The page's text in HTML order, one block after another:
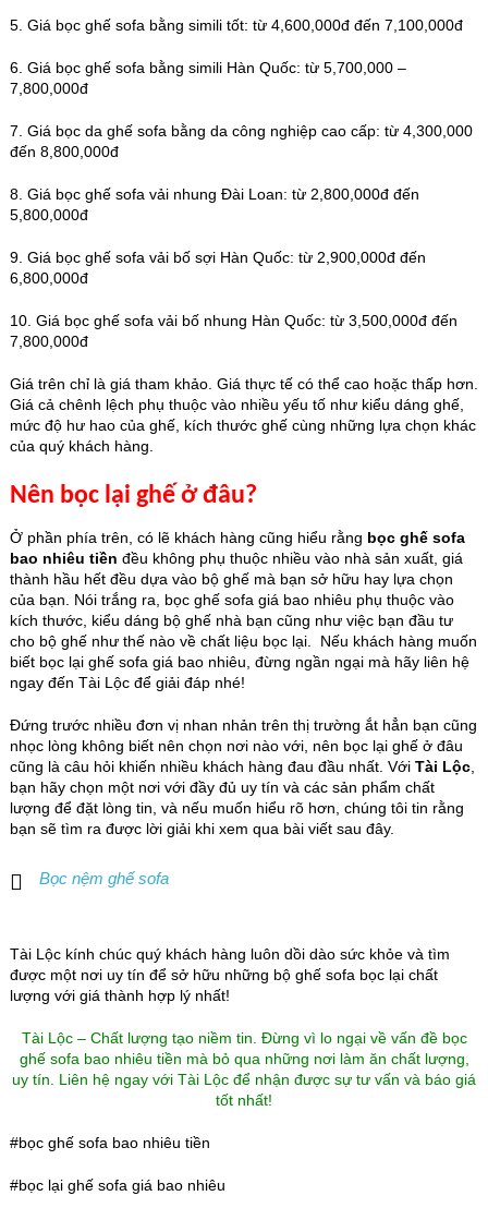
5. Giá bọc ghế sofa bằng simili tốt: từ 4,600,000đ đến 7,100,000đ
6. Giá bọc ghế sofa bằng simili Hàn Quốc: từ 5,700,000 –
7,800,000đ
7. Giá bọc da ghế sofa bằng da công nghiệp cao cấp: từ 4,300,000
đến 8,800,000đ
8. Giá bọc ghế sofa vải nhung Đài Loan: từ 2,800,000đ đến
5,800,000đ
9. Giá bọc ghế sofa vải bố sợi Hàn Quốc: từ 2,900,000đ đến
6,800,000đ
10. Giá bọc ghế sofa vải bố nhung Hàn Quốc: từ 3,500,000đ đến
7,800,000đ
Giá trên chỉ là giá tham khảo. Giá thực tế có thể cao hoặc thấp hơn.
Giá cả chênh lệch phụ thuộc vào nhiều yếu tố như kiểu dáng ghế,
mức độ hư hao của ghế, kích thước ghế cùng những lựa chọn khác
của quý khách hàng.
Nên bọc lại ghế ở đâu?
Ở phần phía trên, có lẽ khách hàng cũng hiểu rằng bọc ghế sofa
bao nhiêu tiền đều không phụ thuộc nhiều vào nhà sản xuất, giá
thành hầu hết đều dựa vào bộ ghế mà bạn sở hữu hay lựa chọn
của bạn. Nói trắng ra, bọc ghế sofa giá bao nhiêu phụ thuộc vào
kích thước, kiểu dáng bộ ghế nhà bạn cũng như việc bạn đầu tư
cho bộ ghế như thế nào về chất liệu bọc lại. Nếu khách hàng muốn
biết bọc lại ghế sofa giá bao nhiêu, đừng ngần ngại mà hãy liên hệ
ngay đến Tài Lộc để giải đáp nhé!
Đứng trước nhiều đơn vị nhan nhản trên thị trường ắt hẳn bạn cũng
nhọc lòng không biết nên chọn nơi nào với, nên bọc lại ghế ở đâu
cũng là câu hỏi khiến nhiều khách hàng đau đầu nhất. Với Tài Lộc,
bạn hãy chọn một nơi với đầy đủ uy tín và các sản phẩm chất
lượng để đặt lòng tin, và nếu muốn hiểu rõ hơn, chúng tôi tin rằng
bạn sẽ tìm ra được lời giải khi xem qua bài viết sau đây.
Bọc nệm ghế sofa
Tài Lộc kính chúc quý khách hàng luôn dồi dào sức khỏe và tìm
được một nơi uy tín để sở hữu những bộ ghế sofa bọc lại chất
lượng với giá thành hợp lý nhất!
Tài Lộc – Chất lượng tạo niềm tin. Đừng vì lo ngại về vấn đề bọc
ghế sofa bao nhiêu tiền mà bỏ qua những nơi làm ăn chất lượng,
uy tín. Liên hệ ngay với Tài Lộc để nhận được sự tư vấn và báo giá
tốt nhất!
#bọc ghế sofa bao nhiêu tiền
#bọc lại ghế sofa giá bao nhiêu